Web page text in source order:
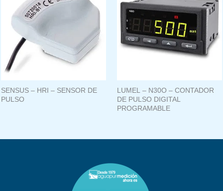
SENSUS – HRI – SENSOR DE
PULSO
LUMEL – N30O – CONTADOR
DE PULSO DIGITAL
PROGRAMABLE